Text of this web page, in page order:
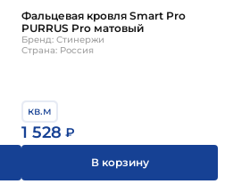
Фальцевая кровля Smart Pro
PURRUS Pro матовый
Бренд: Стинержи
Страна: Россия
кв.м
1 528 ₽
В корзину